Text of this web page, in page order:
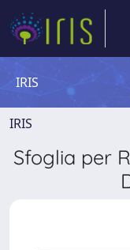
IRIS
IRIS
Sfoglia per